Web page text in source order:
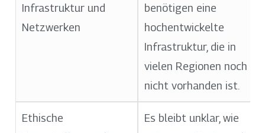
Infrastruktur und
Netzwerken
benötigen eine
hochentwickelte
Infrastruktur, die in
vielen Regionen noch
nicht vorhanden ist.
Ethische
Es bleibt unklar, wie